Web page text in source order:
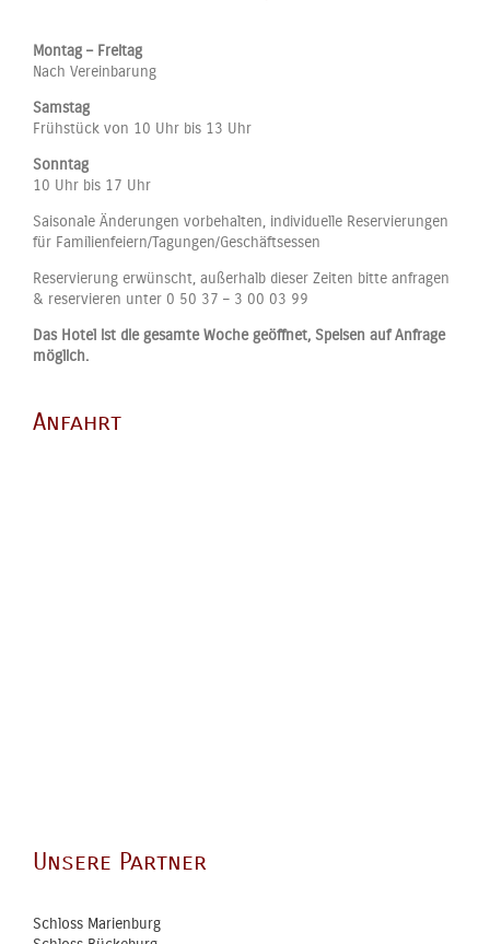
Montag – Freitag
Nach Vereinbarung
Samstag
Frühstück von 10 Uhr bis 13 Uhr
Sonntag
10 Uhr bis 17 Uhr
Saisonale Änderungen vorbehalten, individuelle Reservierungen
für Familienfeiern/Tagungen/Geschäftsessen
Reservierung erwünscht, außerhalb dieser Zeiten bitte anfragen
& reservieren unter 0 50 37 – 3 00 03 99
Das Hotel ist die gesamte Woche geöffnet, Speisen auf Anfrage
möglich.
Anfahrt
Unsere Partner
Schloss Marienburg